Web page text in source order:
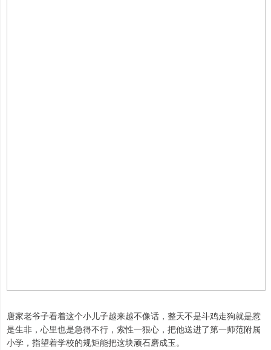
唐家老爷子看着这个小儿子越来越不像话，整天不是斗鸡走狗就是惹
是生非，心里也是急得不行，索性一狠心，把他送进了第一师范附属
小学，指望着学校的规矩能把这块顽石磨成玉。